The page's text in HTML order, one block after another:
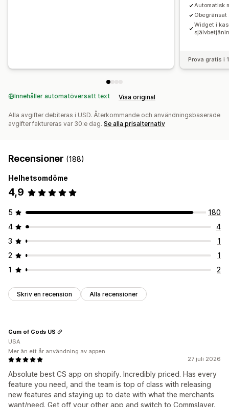
Automatisk
Obegränsat
Widget i
Prova gratis i
Innehåller automatöversatt text Visa original
Alla avgifter debiteras i USD. Återkommande och användningsbaserade
avgifter faktureras var 30:e dag. Se alla prisalternativ
Recensioner (188)
Helhetsomdöme
4,9
5
180
4
4
3
1
2
1
1
2
Skriv en recension Alla recensioner
27 juli 2026
Absolute best CS app on shopify. Incredibly priced. Has every
feature you need, and the team is top of class with releasing
new features and staying up to date with what the merchants
want/need. Get off your other app and switch to Commslayer.
Gum of Gods US
USA
Mer än ett år användning av appen